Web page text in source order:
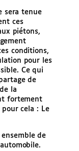
sera tenue
ces
piétons,
conditions,
pour les
Ce qui
de
la
fortement
pour cela : Le
de